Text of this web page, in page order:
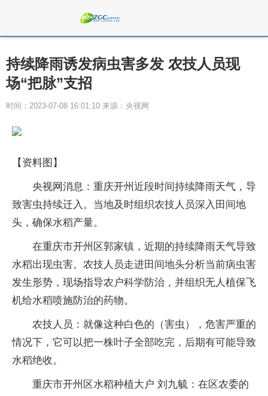
持续降雨诱发病虫害多发 农技人员现
场“把脉”支招
时间：2023-07-08 16:01:10 来源：央视网
【资料图】
央视网消息：重庆开州近段时间持续降雨天气，导
致害虫持续迁入。当地及时组织农技人员深入田间地
头，确保水稻产量。
在重庆市开州区郭家镇，近期的持续降雨天气导致
水稻出现虫害。农技人员走进田间地头分析当前病虫害
发生形势，现场指导农户科学防治，并组织无人植保飞
机给水稻喷施防治的药物。
农技人员：就像这种白色的（害虫），危害严重的
情况下，它可以把一株叶子全部吃完，后期有可能导致
水稻绝收。
重庆市开州区水稻种植大户 刘九毓：在区农委的